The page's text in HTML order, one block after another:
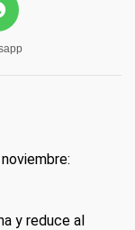
y reduce al